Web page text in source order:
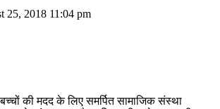
25, 2018 11:04 pm
की मदद के लिए समर्पित सामाजिक संस्था